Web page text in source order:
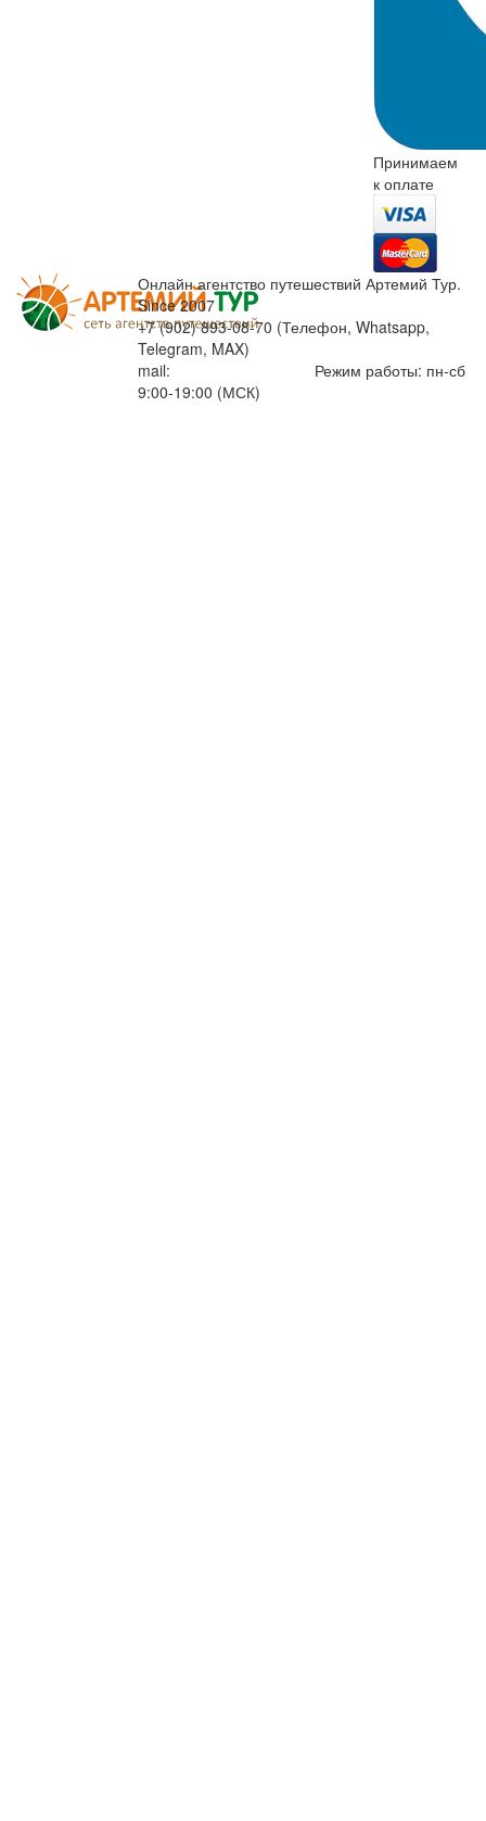
Принимаем
к оплате
Онлайн агентство путешествий Артемий Тур.
Since 2007
+7 (902) 893-08-70 (Телефон, Whatsapp,
Telegram, MAX)
mail:
Режим работы: пн-сб
9:00-19:00 (МСК)